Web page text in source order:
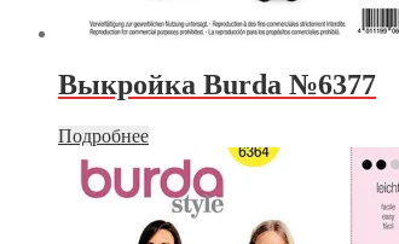
Выкройка Burda №6377
Подробнее